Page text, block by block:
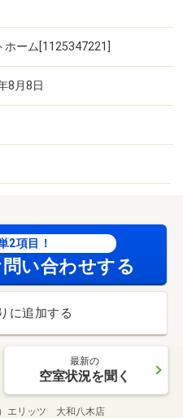
ホーム[1125347221]
8月8日
2項目！
い合わせする
に追加する
最新の
空室状況を聞く
）エリッツ 大和八木店